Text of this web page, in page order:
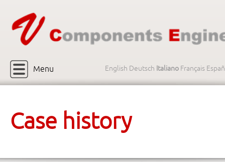
Menu English Deutsch Italiano Français
Case history